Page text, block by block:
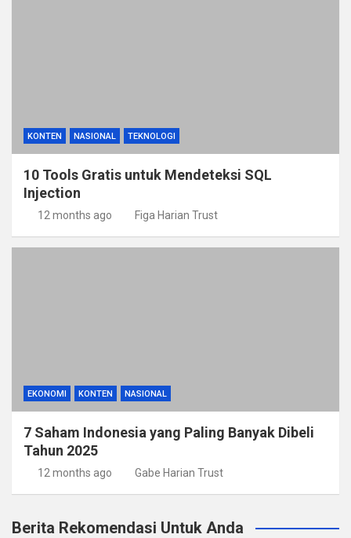
KONTEN NASIONAL TEKNOLOGI
10 Tools Gratis untuk Mendeteksi SQL
Injection
12 months ago Figa Harian Trust
EKONOMI KONTEN NASIONAL
7 Saham Indonesia yang Paling Banyak Dibeli
Tahun 2025
12 months ago Gabe Harian Trust
Berita Rekomendasi Untuk Anda